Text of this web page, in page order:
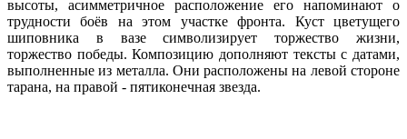
высоты, асимметричное расположение его напоминают о
трудности боёв на этом участке фронта. Куст цветущего
шиповника в вазе символизирует торжество жизни,
торжество победы. Композицию дополняют тексты с датами,
выполненные из металла. Они расположены на левой стороне
тарана, на правой - пятиконечная звезда.